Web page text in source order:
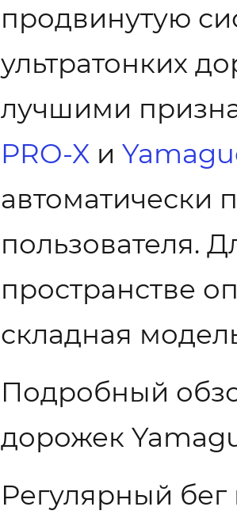
продвинутую
ультратонких
лучшими
PRO-X и
автоматически
пользователя.
пространстве
складная
Подробный
дорожек
Регулярный